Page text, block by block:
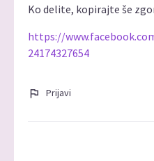
Ko delite, kopirajte še
https://
24174327654
Prijavi